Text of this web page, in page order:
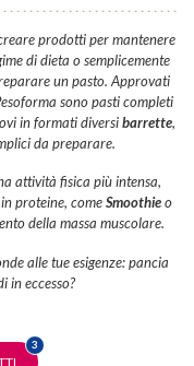
prodotti per mantenere
di dieta o semplicemente
un pasto. Approvati
sono pasti completi
in formati diversibarrette,
da preparare.
attività fisica più intensa,
proteine, comeSmoothieo
della massa muscolare.
alle tue esigenze: pancia
in eccesso?
3FILTRI
SELEZIONATI